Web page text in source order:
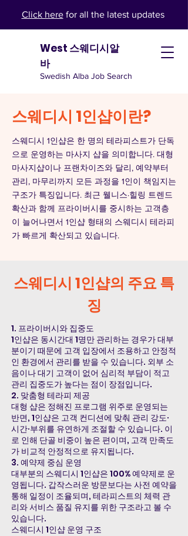
Click herefor all the latest updates
West 스웨디시알
바
Swedish Alba Job Search
스웨디시 1인샵이란?
스웨디시 1인샵은 한 명의 테라피스트가 단독
으로 운영하는 마사지 샵을 의미합니다. 대형
마사지샵이나 프랜차이즈와 달리, 예약부터
관리, 마무리까지 모든 과정을 1인이 책임지는
구조가 특징입니다. 최근 웰니스·힐링 트렌드
확산과 함께 프라이버시를 중시하는 고객층
이 늘어나면서 1인샵 형태의 스웨디시 테라피
가 빠르게 확산되고 있습니다.
스웨디시 1인샵의 주요 특
징
1. 프라이버시와 집중도
1인샵은 동시간대 1명만 관리하는 경우가 대부
분이기 때문에 고객 입장에서 조용하고 안정적
인 환경에서 관리를 받을 수 있습니다. 외부 소
음이나 대기 고객이 없어 심리적 부담이 적고
관리 집중도가 높다는 점이 장점입니다.
2. 맞춤형 테라피 제공
대형 샵은 정해진 프로그램 위주로 운영되는
반면, 1인샵은 고객 컨디션에 맞춰 관리 강도·
시간·부위를 유연하게 조절할 수 있습니다. 이
로 인해 단골 비중이 높은 편이며, 고객 만족도
가 비교적 안정적으로 유지됩니다.
3. 예약제 중심 운영
대부분의 스웨디시 1인샵은 100% 예약제로 운
영됩니다. 갑작스러운 방문보다는 사전 예약을
통해 일정이 조율되며, 테라피스트의 체력 관
리와 서비스 품질 유지를 위한 구조라고 볼 수
있습니다.
스웨디시 1인샵 운영 구조